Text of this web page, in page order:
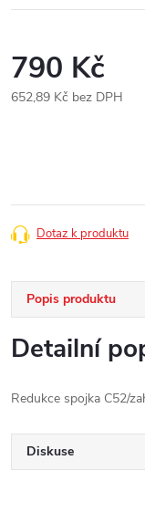
790 Kč
652,89 Kč bez DPH
Dotaz k produktu
Popis produktu
Detailní
Redukce spojka C52/
Diskuse